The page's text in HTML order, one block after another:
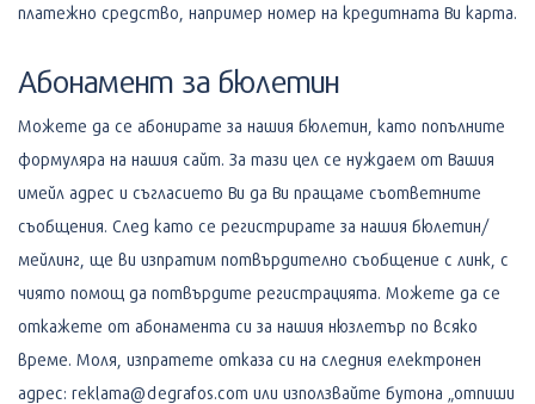
платежно средство, например номер на кредитната Ви карта.
Абонамент за бюлетин
Можете да се абонирате за нашия бюлетин, като попълните
формуляра на нашия сайт. За тази цел се нуждаем от Вашия
имейл адрес и съгласието Ви да Ви пращаме съответните
съобщения. След като се регистрирате за нашия бюлетин/
мейлинг, ще ви изпратим потвърдително съобщение с линк, с
чиято помощ да потвърдите регистрацията. Можете да се
откажете от абонамента си за нашия нюзлетър по всяко
време. Моля, изпратете отказа си на следния електронен
адрес: reklama@degrafos.com или използвайте бутона „отпиши